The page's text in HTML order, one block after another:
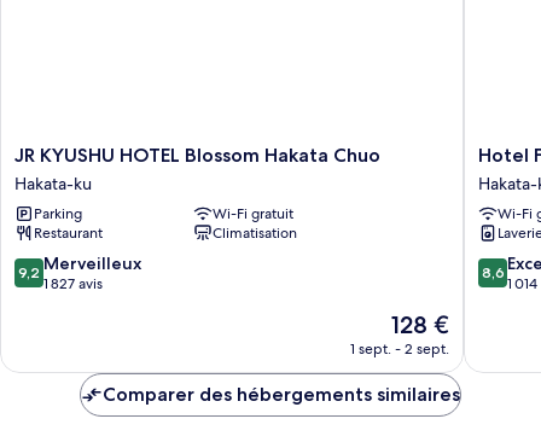
JR
KYUSHU
HOTEL
Blossom
Hakata
Chuo
Hakata-
JR KYUSHU HOTEL Blossom Hakata Chuo
Hakata-ku
Parking
Wi-Fi gratuit
Restaurant
Climatisation
9.2
sur
9,2 Merveilleux
1 827 avis
Le
nouveau
est
de
128 €
1 sept. - 2 sept.
Hotel
Forza
Chikushi
-
GuchiⅠ
Hakata-
Hotel
Wi-Fi
8.6
sur
8,6
1
Comparer des hébergements similaires